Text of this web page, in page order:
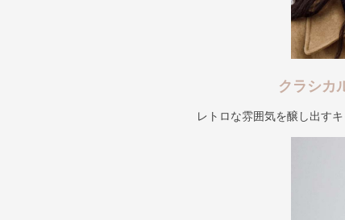
クラシカ
レトロな雰囲気を醸し出す